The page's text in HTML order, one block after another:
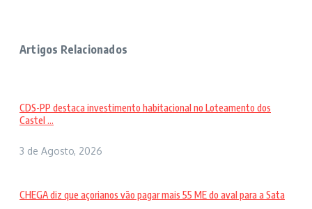
Artigos Relacionados
CDS-PP destaca investimento habitacional no Loteamento dos
Castel ...
3 de Agosto, 2026
CHEGA diz que açorianos vão pagar mais 55 ME do aval para a Sata